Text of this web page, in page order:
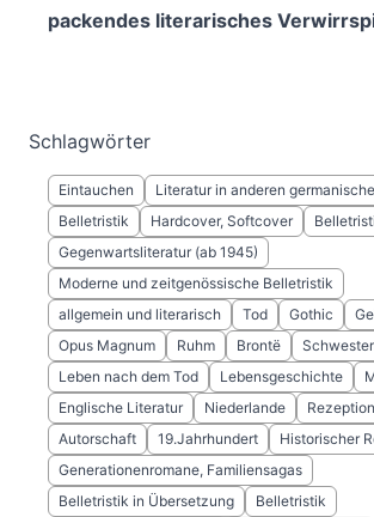
packendes literarisches
Schlagwörter
Eintauchen
Literatur in anderen
Belletristik
Hardcover, Softcover
Gegenwartsliteratur (ab 1945)
Moderne und zeitgenössische Belletristik
allgemein und literarisch
Tod Gothic
Opus Magnum
Ruhm Brontë
Leben nach dem Tod
Lebensgeschichte
Englische Literatur
Niederlande
Autorschaft
19.Jahrhundert
Historischer
Generationenromane, Familiensagas
Belletristik in Übersetzung
Belletristik